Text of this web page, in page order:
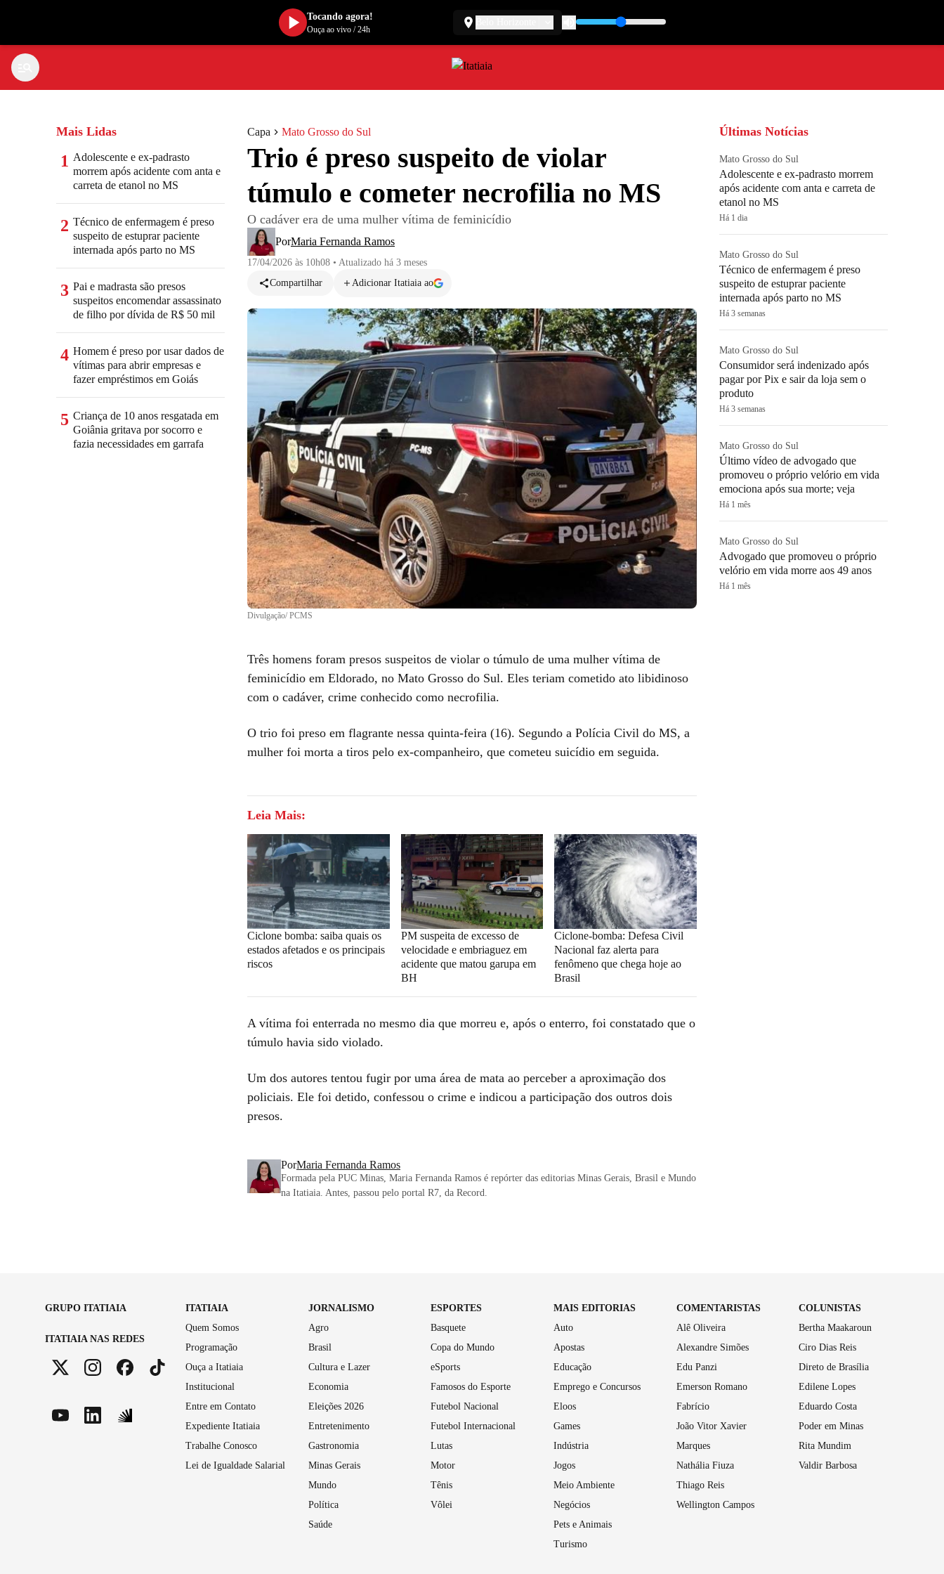
Capa Mato Grosso do Sul
Trio é preso suspeito de violar
túmulo e cometer necrofilia no MS
O cadáver era de uma mulher vítima de feminicídio
PorMaria Fernanda Ramos
17/04/2026 às 10h08 • Atualizado há 3 meses
Compartilhar
Adicionar Itatiaia ao
Divulgação/ PCMS
Três homens foram presos suspeitos de violar o túmulo de uma mulher vítima de
feminicídio em Eldorado, no Mato Grosso do Sul. Eles teriam cometido ato libidinoso
com o cadáver, crime conhecido como necrofilia.
O trio foi preso em flagrante nessa quinta-feira (16). Segundo a Polícia Civil do MS, a
mulher foi morta a tiros pelo ex-companheiro, que cometeu suicídio em seguida.
Leia Mais:
Ciclone bomba: saiba quais os
estados afetados e os principais
riscos
PM suspeita de excesso de
velocidade e embriaguez em
acidente que matou garupa em
BH
Ciclone-bomba: Defesa Civil
Nacional faz alerta para
fenômeno que chega hoje ao
Brasil
A vítima foi enterrada no mesmo dia que morreu e, após o enterro, foi constatado que o
túmulo havia sido violado.
Um dos autores tentou fugir por uma área de mata ao perceber a aproximação dos
policiais. Ele foi detido, confessou o crime e indicou a participação dos outros dois
presos.
PorMaria Fernanda Ramos
Formada pela PUC Minas, Maria Fernanda Ramos é repórter das editorias Minas Gerais, Brasil e Mundo
na Itatiaia. Antes, passou pelo portal R7, da Record.
Mais Lidas
1 Adolescente e ex-padrasto
morrem após acidente com anta e
carreta de etanol no MS
2 Técnico de enfermagem é preso
suspeito de estuprar paciente
internada após parto no MS
3 Pai e madrasta são presos
suspeitos encomendar assassinato
de filho por dívida de R$ 50 mil
4 Homem é preso por usar dados de
vítimas para abrir empresas e
fazer empréstimos em Goiás
5 Criança de 10 anos resgatada em
Goiânia gritava por socorro e
fazia necessidades em garrafa
Últimas Notícias
Mato Grosso do Sul
Adolescente e ex-padrasto morrem
após acidente com anta e carreta de
etanol no MS
Há 1 dia
Mato Grosso do Sul
Técnico de enfermagem é preso
suspeito de estuprar paciente
internada após parto no MS
Há 3 semanas
Mato Grosso do Sul
Consumidor será indenizado após
pagar por Pix e sair da loja sem o
produto
Há 3 semanas
Mato Grosso do Sul
Último vídeo de advogado que
promoveu o próprio velório em vida
emociona após sua morte; veja
Há 1 mês
Mato Grosso do Sul
Advogado que promoveu o próprio
velório em vida morre aos 49 anos
Há 1 mês
GRUPO ITATIAIA
ITATIAIA NAS REDES
ITATIAIA
Quem Somos
Programação
Ouça a Itatiaia
Institucional
Entre em Contato
Expediente Itatiaia
Trabalhe Conosco
Lei de Igualdade Salarial
JORNALISMO
Agro
Brasil
Cultura e Lazer
Economia
Eleições 2026
Entretenimento
Gastronomia
Minas Gerais
Mundo
Política
Saúde
ESPORTES
Basquete
Copa do Mundo
eSports
Famosos do Esporte
Futebol Nacional
Futebol Internacional
Lutas
Motor
Tênis
Vôlei
MAIS EDITORIAS
Auto
Apostas
Educação
Emprego e Concursos
Eloos
Games
Indústria
Jogos
Meio Ambiente
Negócios
Pets e Animais
Turismo
COMENTARISTAS
Alê Oliveira
Alexandre Simões
Edu Panzi
Emerson Romano
Fabrício
João Vitor Xavier
Marques
Nathália Fiuza
Thiago Reis
Wellington Campos
COLUNISTAS
Bertha Maakaroun
Ciro Dias Reis
Direto de Brasília
Edilene Lopes
Eduardo Costa
Poder em Minas
Rita Mundim
Valdir Barbosa
Tocando agora!
Ouça ao vivo/24h